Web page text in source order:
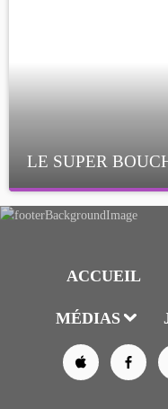
LE SUPER
ACCUEIL
MÉDIAS